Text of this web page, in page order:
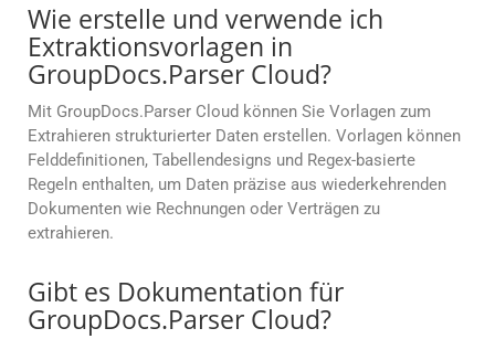
Wie erstelle und verwende ich
Extraktionsvorlagen in
GroupDocs.Parser Cloud?
Mit GroupDocs.Parser Cloud können Sie Vorlagen zum
Extrahieren strukturierter Daten erstellen. Vorlagen können
Felddefinitionen, Tabellendesigns und Regex-basierte
Regeln enthalten, um Daten präzise aus wiederkehrenden
Dokumenten wie Rechnungen oder Verträgen zu
extrahieren.
Gibt es Dokumentation für
GroupDocs.Parser Cloud?